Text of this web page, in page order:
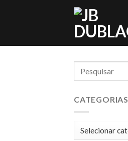
CATEGORIAS
Categorias